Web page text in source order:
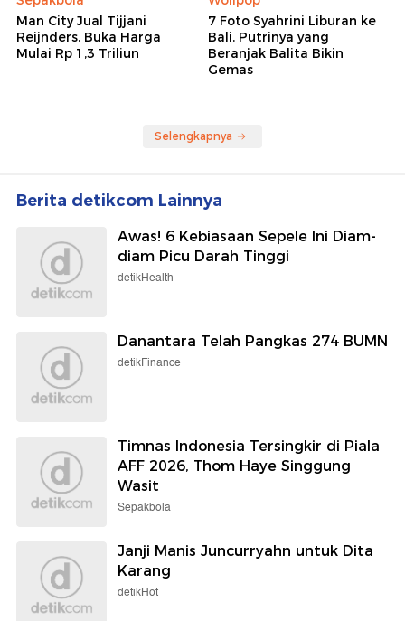
Man City Jual Tijjani
Reijnders, Buka Harga
Mulai Rp 1,3 Triliun
7 Foto Syahrini Liburan ke
Bali, Putrinya yang
Beranjak Balita Bikin
Gemas
Selengkapnya
Berita detikcom Lainnya
Awas! 6 Kebiasaan Sepele Ini Diam-
diam Picu Darah Tinggi
detikHealth
Danantara Telah Pangkas 274 BUMN
detikFinance
Timnas Indonesia Tersingkir di Piala
AFF 2026, Thom Haye Singgung
Wasit
Sepakbola
Janji Manis Juncurryahn untuk Dita
Karang
detikHot